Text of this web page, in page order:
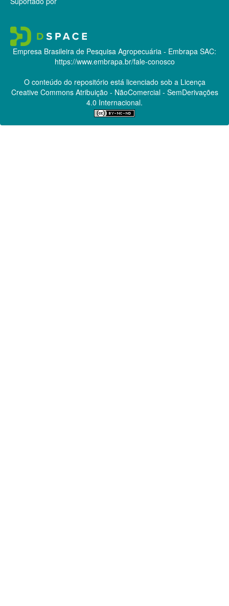
Empresa Brasileira de Pesquisa Agropecuária - Embrapa SAC:
https://www.embrapa.br/fale-conosco
O conteúdo do repositório está licenciado sob a Licença
Creative CommonsAtribuição - NãoComercial - SemDerivações
4.0 Internacional.